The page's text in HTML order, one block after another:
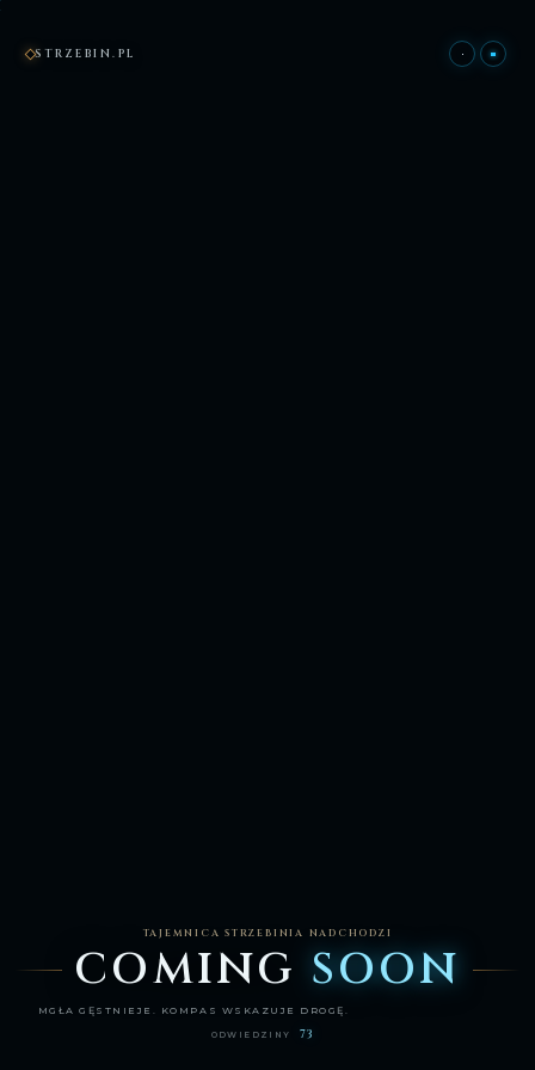
STRZEBIN.PL
TAJEMNICA STRZEBINIA NADCHODZI
COMING SOON
MGŁA GĘSTNIEJE. KOMPAS WSKAZUJE DROGĘ.
ODWIEDZINY 73